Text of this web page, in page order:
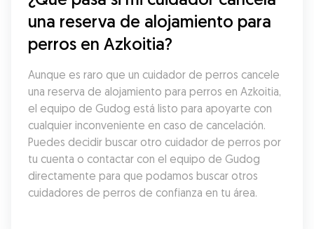
una reserva de alojamiento para
perros en Azkoitia?
Aunque es raro que un cuidador de perros cancele
una reserva de alojamiento para perros en Azkoitia,
el equipo de Gudog está listo para apoyarte con
cualquier inconveniente en caso de cancelación.
Puedes decidir buscar otro cuidador de perros por
tu cuenta o contactar con el equipo de Gudog
directamente para que podamos buscar otros
cuidadores de perros de confianza en tu área.